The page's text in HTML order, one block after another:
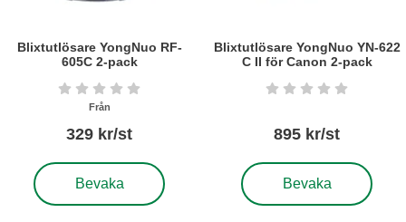
Blixtutlösare YongNuo RF-
605C 2-pack
Art. nr6306 Betyg: 0 stjärnor av 5
Från
329 kr/st
Bevaka
, Blixtutlösare YongNuo RF-605C 2-pack
Blixtutlösare YongNuo YN-622
C II för Canon 2-pack
Art. nr6304 Betyg: 0 stjärnor
895 kr/st
Bevaka
, Blixtutlösare YongNuo